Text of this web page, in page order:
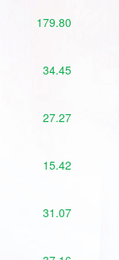
179.80
34.45
27.27
15.42
31.07